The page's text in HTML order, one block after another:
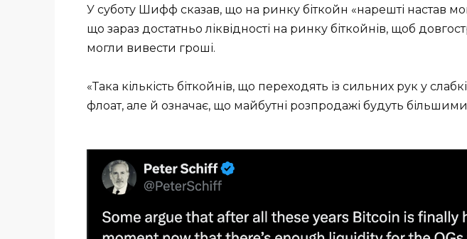
У суботу Шифф сказав, що на ринку біткойн «нарешті настав
що зараз достатньо ліквідності на ринку біткойнів, щоб
могли вивести гроші.
«Така кількість біткойнів, що переходять із сильних рук у
флоат, але й означає, що майбутні розпродажі будуть